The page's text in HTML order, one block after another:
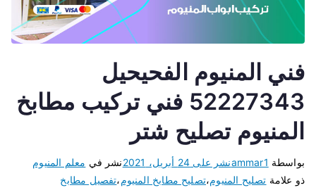
فني المنيوم الفحيحيل
52227343 فني تركيب مطابخ
المنيوم تصليح شتر
بواسطة ammar1نشر على 24 أبريل، 2021 نشر في معلم المنيوم
ذو علامة تصليح المنيوم،تصليح مطابخ المنيوم،تفصيل مطابخ